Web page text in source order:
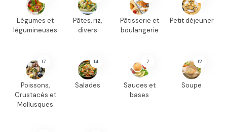
Légumes et
légumineuses
Pâtes, riz,
divers
Pâtisserie et
boulangerie
Petit déjeuner
17
Poissons,
Crustacés et
Mollusques
14
Salades
7
Sauces et
bases
12
Soupe